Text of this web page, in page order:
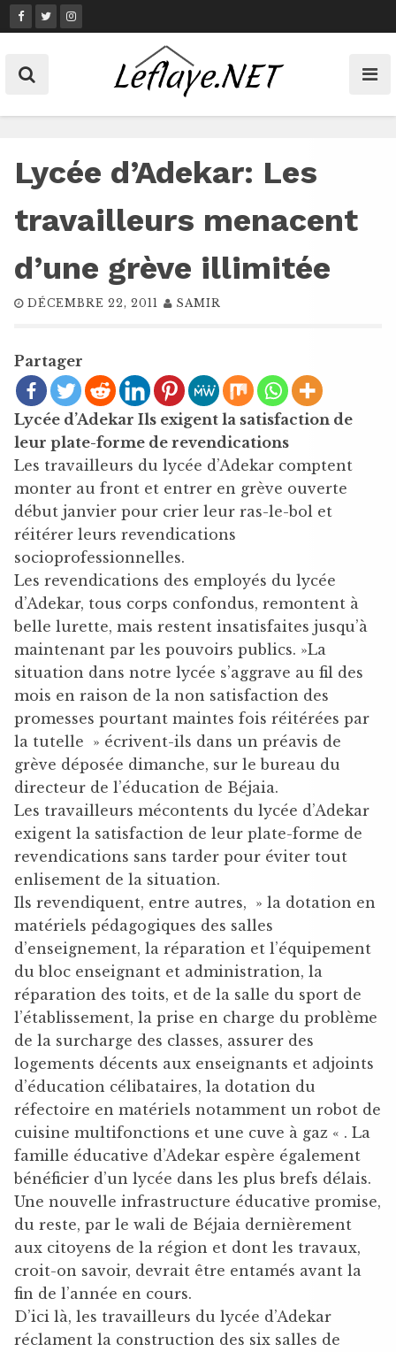
Skip
to
Lycée d’Adekar: Les
travailleurs menacent
d’une grève illimitée
DÉCEMBRE 22, 2011 SAMIR
Partager
Lycée d’Adekar Ils exigent la satisfaction de
leur plate-forme de revendications
Les travailleurs du lycée d’Adekar comptent
monter au front et entrer en grève ouverte
début janvier pour crier leur ras-le-bol et
réitérer leurs revendications
socioprofessionnelles.
Les revendications des employés du lycée
d’Adekar, tous corps confondus, remontent à
belle lurette, mais restent insatisfaites jusqu’à
maintenant par les pouvoirs publics. »La
situation dans notre lycée s’aggrave au fil des
mois en raison de la non satisfaction des
promesses pourtant maintes fois réitérées par
la tutelle » écrivent-ils dans un préavis de
grève déposée dimanche, sur le bureau du
directeur de l’éducation de Béjaia.
Les travailleurs mécontents du lycée d’Adekar
exigent la satisfaction de leur plate-forme de
revendications sans tarder pour éviter tout
enlisement de la situation.
Ils revendiquent, entre autres, » la dotation en
matériels pédagogiques des salles
d’enseignement, la réparation et l’équipement
du bloc enseignant et administration, la
réparation des toits, et de la salle du sport de
l’établissement, la prise en charge du problème
de la surcharge des classes, assurer des
logements décents aux enseignants et adjoints
d’éducation célibataires, la dotation du
réfectoire en matériels notamment un robot de
cuisine multifonctions et une cuve à gaz « . La
famille éducative d’Adekar espère également
bénéficier d’un lycée dans les plus brefs délais.
Une nouvelle infrastructure éducative promise,
du reste, par le wali de Béjaia dernièrement
aux citoyens de la région et dont les travaux,
croit-on savoir, devrait être entamés avant la
fin de l’année en cours.
D’ici là, les travailleurs du lycée d’Adekar
réclament la construction des six salles de